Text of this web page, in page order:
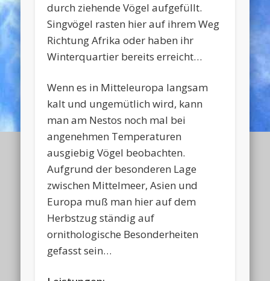
durch ziehende Vögel aufgefüllt.
Singvögel rasten hier auf ihrem Weg
Richtung Afrika oder haben ihr
Winterquartier bereits erreicht…
Wenn es in Mitteleuropa langsam
kalt und ungemütlich wird, kann
man am Nestos noch mal bei
angenehmen Temperaturen
ausgiebig Vögel beobachten.
Aufgrund der besonderen Lage
zwischen Mittelmeer, Asien und
Europa muß man hier auf dem
Herbstzug ständig auf
ornithologische Besonderheiten
gefasst sein…